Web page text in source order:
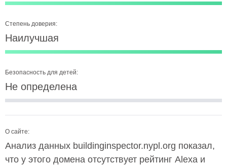
Степень доверия:
Наилучшая
Безопасность для детей:
Не определена
О сайте:
Анализ данных buildinginspector.nypl.org показал,
что у этого домена отсутствует рейтинг Alexa и